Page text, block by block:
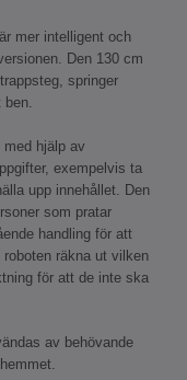
mer intelligent och
Den 130 cm
springer
ben.
med hjälp av
exempelvis ta
upp innehållet. Den
som pratar
handling för att
räkna ut vilken
för att de inte ska
av behövande